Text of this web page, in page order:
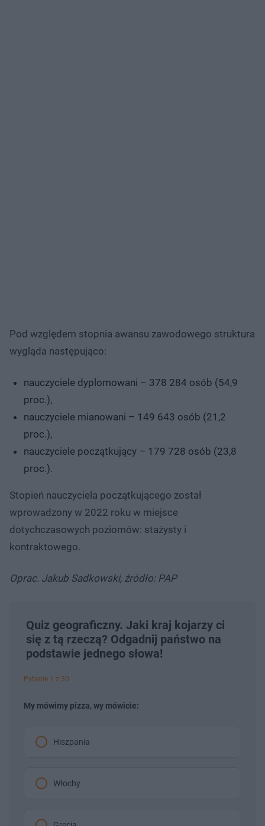
Pod względem stopnia awansu zawodowego struktura
wygląda następująco:
nauczyciele dyplomowani – 378 284 osób (54,9
proc.),
nauczyciele mianowani – 149 643 osób (21,2
proc.),
nauczyciele początkujący – 179 728 osób (23,8
proc.).
Stopień nauczyciela początkującego został
wprowadzony w 2022 roku w miejsce
dotychczasowych poziomów: stażysty i
kontraktowego.
Oprac. Jakub Sadkowski, źródło: PAP
Quiz geograficzny. Jaki kraj kojarzy ci
się z tą rzeczą? Odgadnij państwo na
podstawie jednego słowa!
Pytanie 1 z 30
My mówimy pizza, wy mówicie:
Hiszpania
Włochy